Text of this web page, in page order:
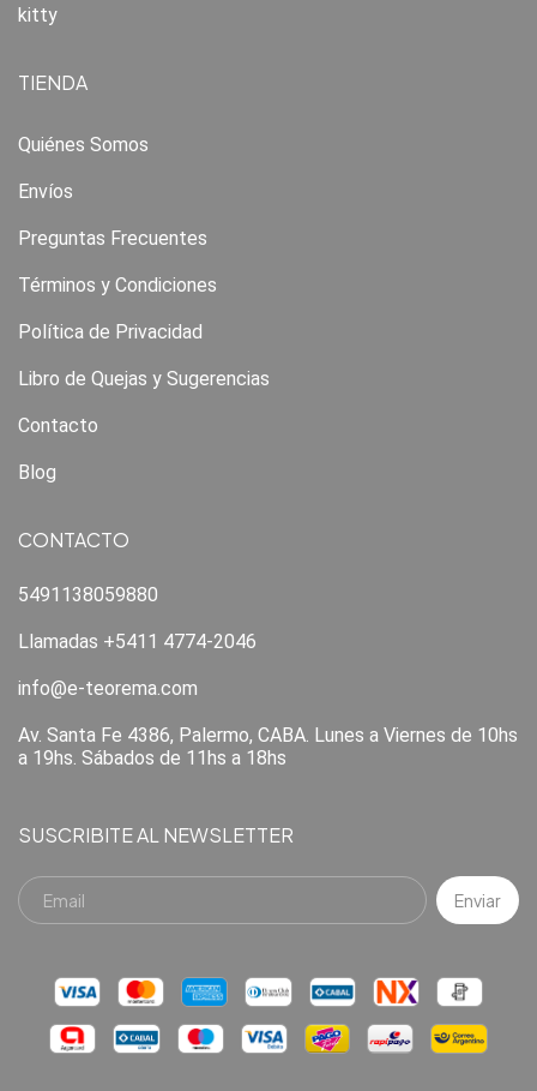
kitty
TIENDA
Quiénes Somos
Envíos
Preguntas Frecuentes
Términos y Condiciones
Política de Privacidad
Libro de Quejas y Sugerencias
Contacto
Blog
CONTACTO
5491138059880
Llamadas +5411 4774-2046
info@e-teorema.com
Av. Santa Fe 4386, Palermo, CABA. Lunes a Viernes de 10hs
a 19hs. Sábados de 11hs a 18hs
SUSCRIBITE AL NEWSLETTER